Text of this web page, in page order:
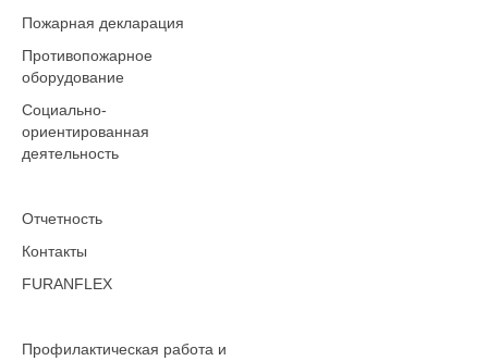
Пожарная декларация
Противопожарное
оборудование
Социально-
ориентированная
деятельность
Отчетность
Контакты
FURANFLEX
Профилактическая работа и